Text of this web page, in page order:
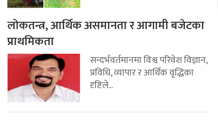
लोकतन्त्र, आर्थिक असमानता र आगामी बजेटका
प्राथमिकता
सन्दर्भवर्तमानमा विश्व परिवेश विज्ञान,
प्रविधि, व्यापार र आर्थिक वृद्धिका
दृष्टिले...